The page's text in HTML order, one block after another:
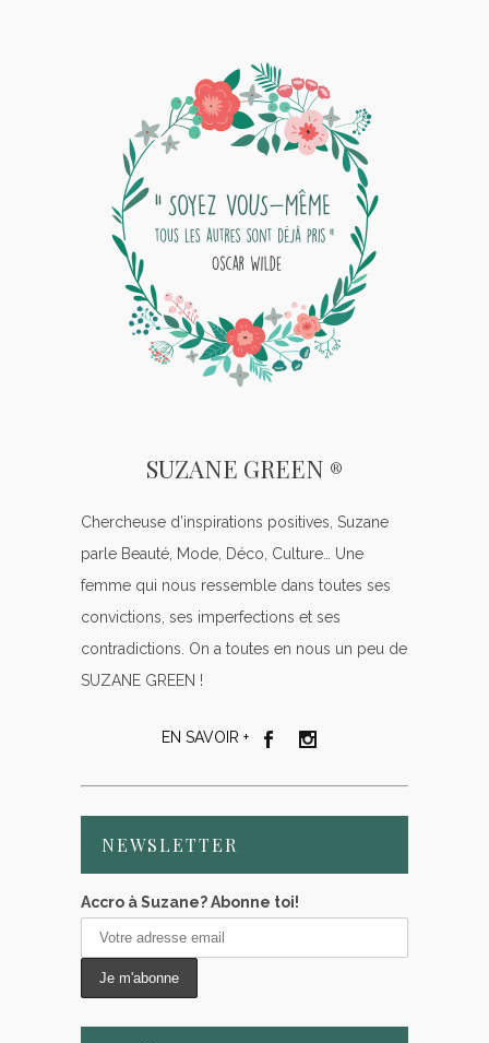
SUZANE GREEN ®
Chercheuse d’inspirations positives, Suzane
parle Beauté, Mode, Déco, Culture… Une
femme qui nous ressemble dans toutes ses
convictions, ses imperfections et ses
contradictions. On a toutes en nous un peu de
SUZANE GREEN !
EN SAVOIR +
NEWSLETTER
Accro à Suzane? Abonne toi!